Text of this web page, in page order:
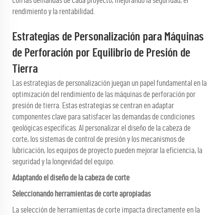
rendimiento y la rentabilidad.
Estrategias de Personalización para Máquinas
de Perforación por Equilibrio de Presión de
Tierra
Las estrategias de personalización juegan un papel fundamental en la
optimización del rendimiento de las máquinas de perforación por
presión de tierra. Estas estrategias se centran en adaptar
componentes clave para satisfacer las demandas de condiciones
geológicas específicas. Al personalizar el diseño de la cabeza de
corte, los sistemas de control de presión y los mecanismos de
lubricación, los equipos de proyecto pueden mejorar la eficiencia, la
seguridad y la longevidad del equipo.
Adaptando el diseño de la cabeza de corte
Seleccionando herramientas de corte apropiadas
La selección de herramientas de corte impacta directamente en la